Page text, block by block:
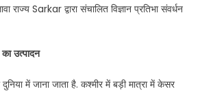
Sarkar द्वारा संचालित विज्ञान प्रतिभा संवर्धन
उत्पादन
में जाना जाता है. कश्मीर में बड़ी मात्रा में केसर